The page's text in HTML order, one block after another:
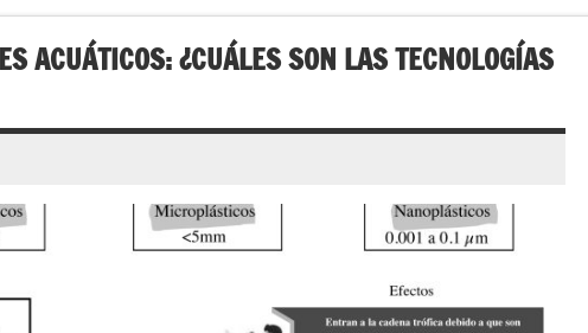
ACUÁTICOS: ¿CUÁLES SON LAS TECNOLOGÍAS